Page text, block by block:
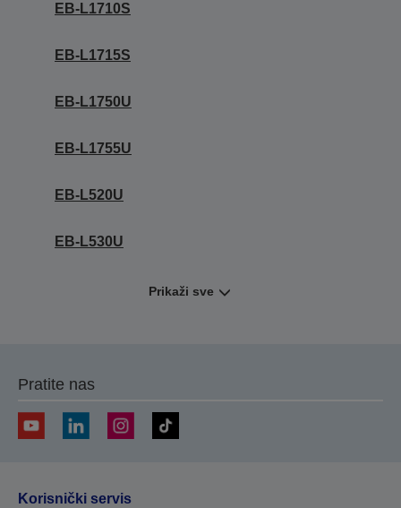
EB-L1710S
EB-L1715S
EB-L1750U
EB-L1755U
EB-L520U
EB-L530U
Prikaži sve
Pratite nas
Korisnički servis